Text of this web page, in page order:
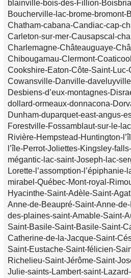
blainville-bois-des-Fillion-
Boucherville-lac-brome-bromont-
Chatham-cabana-Candiac-cap-
Carleton-sur-mer-Causapscal-
Charlemagne-Châteauguaye-
Chibougamau-Clermont-
Cookshire-Eaton-Côte-Saint-
Cowansville-Danville-
Desbiens-d’eux-montagnes-
dollard-ormeaux-donnacona-
Dunham-duparquet-east-angus-
Forestville-Fossamblaut-sur-le-
Rivière-Hempstead-Huntington-
l’île-Perrot-Joliettes-Kingsley-
mégantic-lac-saint-Joseph-lac-
Lorette-l’assomption-
mirabel-Québec-Mont-royal-
Hyacinthe-Saint-Adèle-Saint-
Anne-de-Beaupré-Saint-Anne-
des-plaines-saint-Amable-Saint-
Saint-Basile-Saint-Basile-Saint-
Catherine-de-la-Jacque-Saint-
Saint-Eustache-Saint-félicien-
Richelieu-Saint-Jérôme-Saint-
Julie-saints-Lambert-saint-